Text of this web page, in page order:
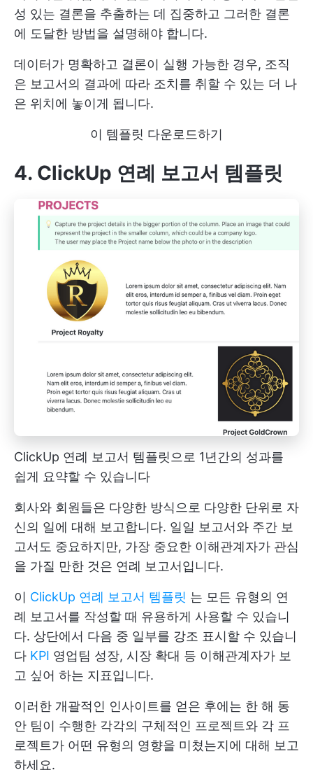
성 있는 결론을 추출하는 데 집중하고 그러한 결론
에 도달한 방법을 설명해야 합니다.
데이터가 명확하고 결론이 실행 가능한 경우, 조직
은 보고서의 결과에 따라 조치를 취할 수 있는 더 나
은 위치에 놓이게 됩니다.
이 템플릿 다운로드하기
4. ClickUp 연례 보고서 템플릿
ClickUp 연례 보고서 템플릿으로 1년간의 성과를
쉽게 요약할 수 있습니다
회사와 회원들은 다양한 방식으로 다양한 단위로 자
신의 일에 대해 보고합니다. 일일 보고서와 주간 보
고서도 중요하지만, 가장 중요한 이해관계자가 관심
을 가질 만한 것은 연례 보고서입니다.
이 ClickUp 연례 보고서 템플릿 는 모든 유형의 연
례 보고서를 작성할 때 유용하게 사용할 수 있습니
다. 상단에서 다음 중 일부를 강조 표시할 수 있습니
다 KPI 영업팀 성장, 시장 확대 등 이해관계자가 보
고 싶어 하는 지표입니다.
이러한 개괄적인 인사이트를 얻은 후에는 한 해 동
안 팀이 수행한 각각의 구체적인 프로젝트와 각 프
로젝트가 어떤 유형의 영향을 미쳤는지에 대해 보고
하세요.